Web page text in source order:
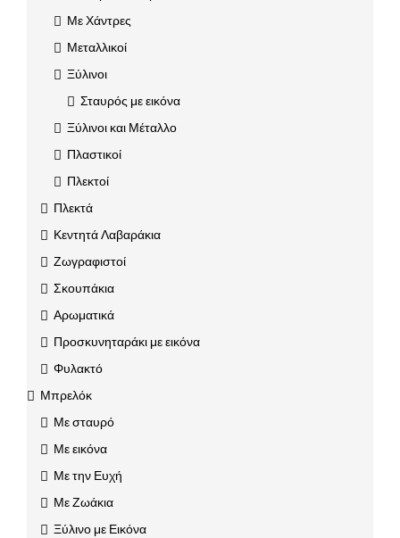
Με Χάντρες
Μεταλλικοί
Ξύλινοι
Σταυρός με εικόνα
Ξύλινοι και Μέταλλο
Πλαστικοί
Πλεκτοί
Πλεκτά
Κεντητά Λαβαράκια
Ζωγραφιστοί
Σκουπάκια
Αρωματικά
Προσκυνηταράκι με εικόνα
Φυλακτό
Μπρελόκ
Με σταυρό
Με εικόνα
Με την Ευχή
Με Ζωάκια
Ξύλινο με Εικόνα